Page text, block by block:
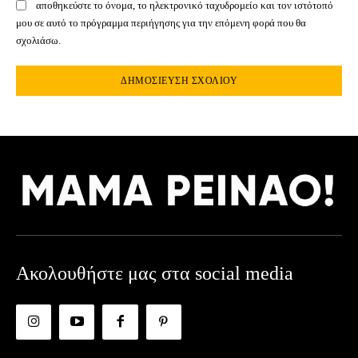
αποθηκεύστε το όνομα, το ηλεκτρονικό ταχυδρομείο και τον ιστότοπό
μου σε αυτό το πρόγραμμα περιήγησης για την επόμενη φορά που θα
σχολιάσω.
Ακολουθήστε μας στα social media